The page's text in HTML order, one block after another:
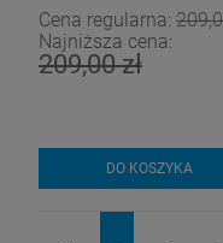
Cena regularna:
Najniższa cena:
209,00 zł
DO KOSZYKA